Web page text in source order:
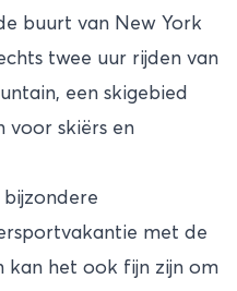
buurt van New York
twee uur rijden van
een skigebied
voor skiërs en
bijzondere
met de
kan het ook fijn zijn om